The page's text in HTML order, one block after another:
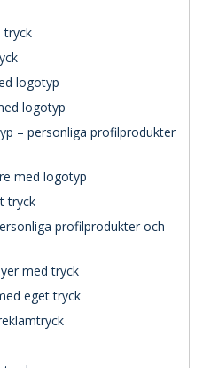
tryck
logotyp
logotyp
– personliga profilprodukter
med logotyp
tryck
profilprodukter och
med tryck
eget tryck